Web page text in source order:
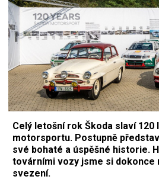
Celý letošní rok Škoda slaví 120
motorsportu. Postupně
své bohaté a úspěšné historie.
továrními vozy jsme si dokonce
svezení.